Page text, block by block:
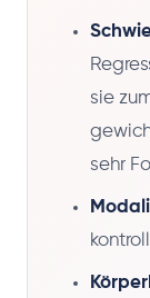
sie
sehr